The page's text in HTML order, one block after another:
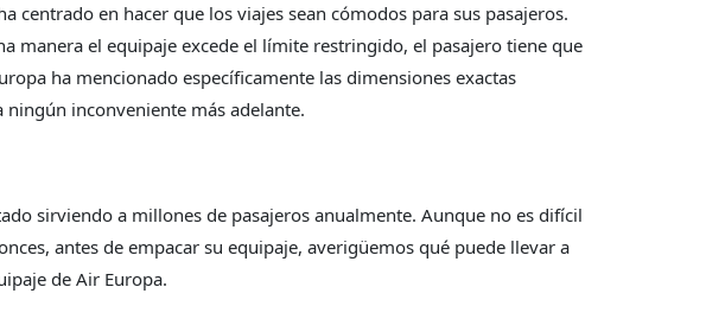
centrado en hacer que los viajes sean cómodos para sus pasajeros.
manera el equipaje excede el límite restringido, el pasajero tiene que
ha mencionado específicamente las dimensiones exactas
inconveniente más adelante.
sirviendo a millones de pasajeros anualmente. Aunque no es difícil
antes de empacar su equipaje, averigüemos qué puede llevar a
de Air Europa.